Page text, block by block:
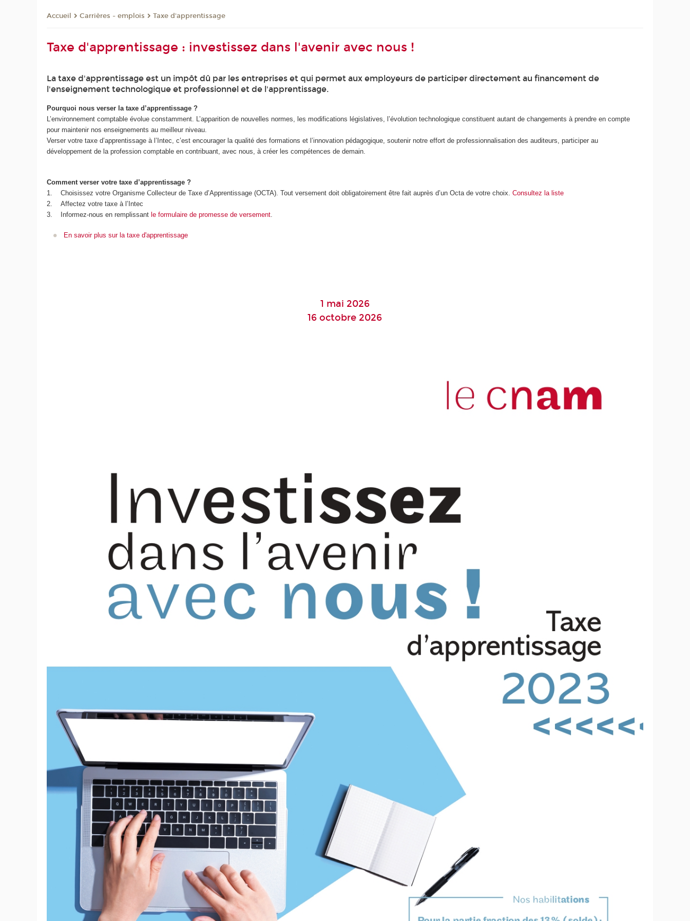
Accueil Carrières - emplois Taxe d'apprentissage
Taxe d'apprentissage : investissez dans l'avenir avec nous !
La taxe d'apprentissage est un impôt dû par les entreprises et qui permet aux employeurs de participer directement au financement de
l'enseignement technologique et professionnel et de l'apprentissage.
Pourquoi nous verser la taxe d’apprentissage ?
L’environnement comptable évolue constamment. L’apparition de nouvelles normes, les modifications législatives, l’évolution technologique constituent autant de changements à prendre en compte
pour maintenir nos enseignements au meilleur niveau.
Verser votre taxe d’apprentissage à l’Intec, c’est encourager la qualité des formations et l’innovation pédagogique, soutenir notre effort de professionnalisation des auditeurs, participer au
développement de la profession comptable en contribuant, avec nous, à créer les compétences de demain.
Comment verser votre taxe d’apprentissage ?
1. Choisissez votre Organisme Collecteur de Taxe d’Apprentissage (OCTA). Tout versement doit obligatoirement être fait auprès d’un Octa de votre choix.Consultez la liste
2. Affectez votre taxe à l’Intec
3. Informez-nous en remplissantle formulaire de promesse de versement
En savoir plus sur la taxe d'apprentissage
1 mai 2026
16 octobre 2026